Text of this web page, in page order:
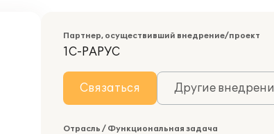
Партнер, осуществивший внедрение/проект
1С-РАРУС
Связаться Другие
Отрасль / Функциональная задача